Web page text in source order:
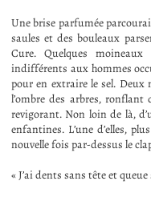
Une brise parfumée
saules et des bouleaux
Cure. Quelques
indifférents aux hommes
pour en extraire le sel.
l’ombre des arbres,
revigorant. Non loin de là,
enfantines. L’une d’elles,
nouvelle fois par-dessus le
« J’ai dents sans tête et